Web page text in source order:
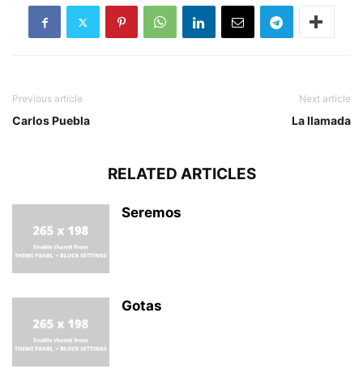
Previous article
Carlos Puebla
Next article
La llamada
RELATED ARTICLES
Seremos
Gotas